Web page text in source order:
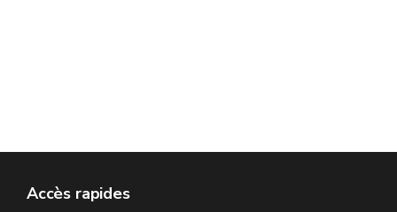
Accès rapides